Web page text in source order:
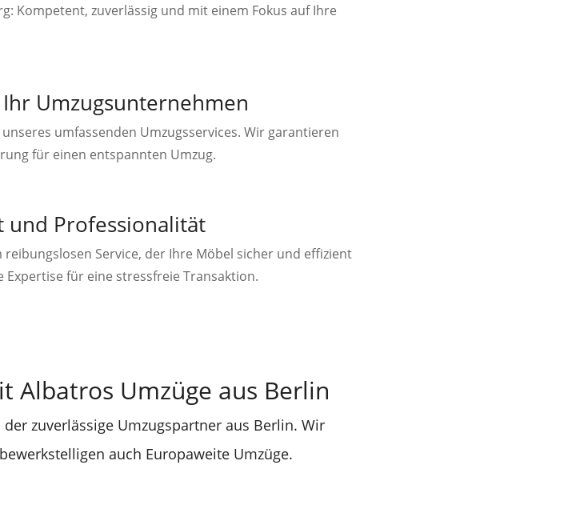
Kompetent, zuverlässig und mit einem Fokus auf Ihre
Umzugsunternehmen
umfassenden Umzugsservices. Wir garantieren
für einen entspannten Umzug.
und Professionalität
Service, der Ihre Möbel sicher und effizient
für eine stressfreie Transaktion.
Albatros Umzüge aus Berlin
zuverlässige Umzugspartner aus Berlin. Wir
auch Europaweite Umzüge.